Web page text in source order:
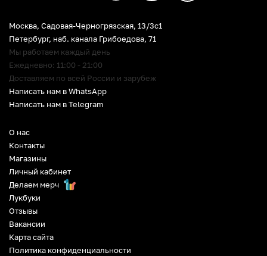
О нас
Контакты
Магазины
Личный кабинет
Делаем мерч
Лукбуки
Отзывы
Вакансии
Карта сайта
Политика конфиденциальности
Москва, Садовая-Черногрязская, 13/3c1
Петербург, наб. канала Грибоедова, 71
Мы работаем каждый день
Ежедневно: 11:00 - 21:00
Доставляем по всей России и зарубеж
Написать нам в WhatsApp
Написать нам в Telegram